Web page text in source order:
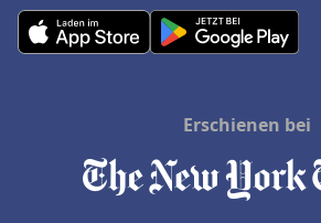
Erschienen bei